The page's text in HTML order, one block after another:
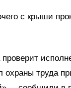
с крыши
охраны труда